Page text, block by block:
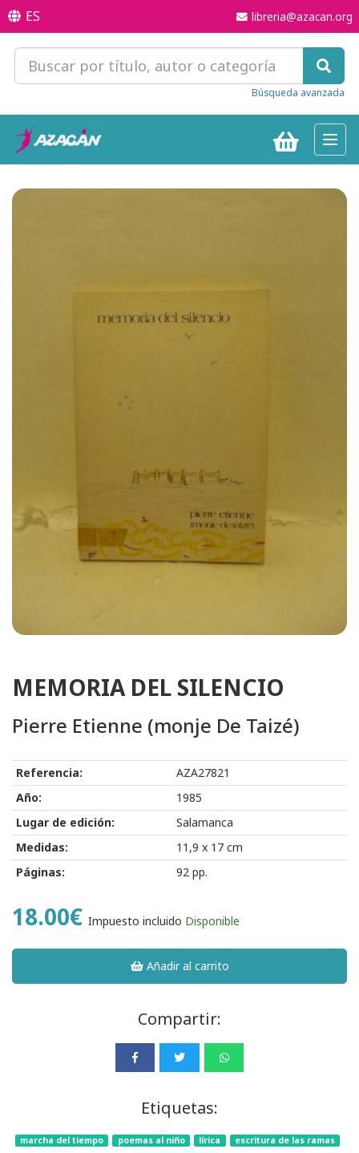
ES libreria@azacan.org
Búsqueda avanzada
MEMORIA DEL SILENCIO
Pierre Etienne (monje De Taizé)
Referencia:
AZA27821
Año:
1985
Lugar de edición:
Salamanca
Medidas:
11,9 x 17 cm
Páginas:
92 pp.
18.00€ Impuesto incluido Disponible
Añadir al carrito
Compartir:
Etiquetas:
marcha del tiempo poemas al niño lírica
escritura de las ramas